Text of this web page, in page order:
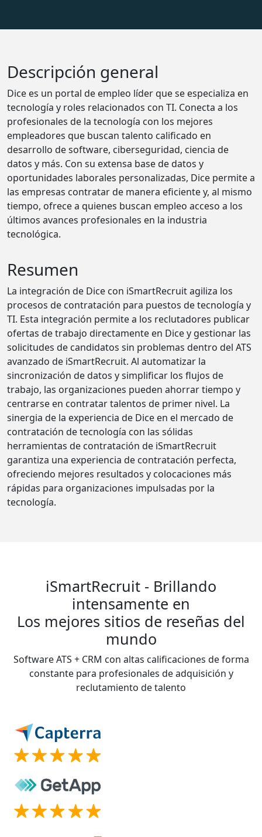
Descripción general
Dice es un portal de empleo líder que se especializa en
tecnología y roles relacionados con TI. Conecta a los
profesionales de la tecnología con los mejores
empleadores que buscan talento calificado en
desarrollo de software, ciberseguridad, ciencia de
datos y más. Con su extensa base de datos y
oportunidades laborales personalizadas, Dice permite a
las empresas contratar de manera eficiente y, al mismo
tiempo, ofrece a quienes buscan empleo acceso a los
últimos avances profesionales en la industria
tecnológica.
Resumen
La integración de Dice con iSmartRecruit agiliza los
procesos de contratación para puestos de tecnología y
TI. Esta integración permite a los reclutadores publicar
ofertas de trabajo directamente en Dice y gestionar las
solicitudes de candidatos sin problemas dentro del ATS
avanzado de iSmartRecruit. Al automatizar la
sincronización de datos y simplificar los flujos de
trabajo, las organizaciones pueden ahorrar tiempo y
centrarse en contratar talentos de primer nivel. La
sinergia de la experiencia de Dice en el mercado de
contratación de tecnología con las sólidas
herramientas de contratación de iSmartRecruit
garantiza una experiencia de contratación perfecta,
ofreciendo mejores resultados y colocaciones más
rápidas para organizaciones impulsadas por la
tecnología.
iSmartRecruit - Brillando
intensamente en
Los mejores sitios de reseñas del
mundo
Software ATS + CRM con altas calificaciones de forma
constante para profesionales de adquisición y
reclutamiento de talento